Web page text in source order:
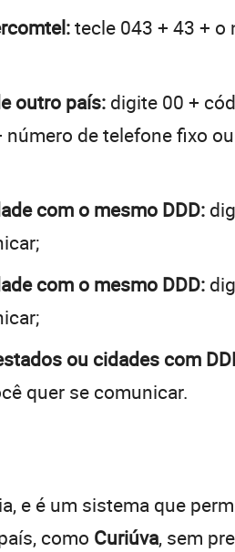
tecle 043 + 43 + o
outro país: digite 00 +
de telefone fixo
com o mesmo DDD:
com o mesmo DDD:
ou cidades com
quer se comunicar.
e é um sistema que
como Curiúva, sem